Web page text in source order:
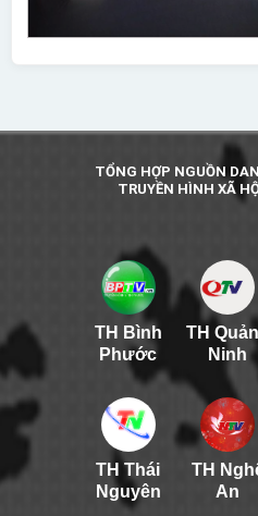
TỔNG HỢP NGUỒN
TRUYỀN HÌNH XÃ
TH Bình
Phước
TH
Ninh
TH Thái
Nguyên
TH
An